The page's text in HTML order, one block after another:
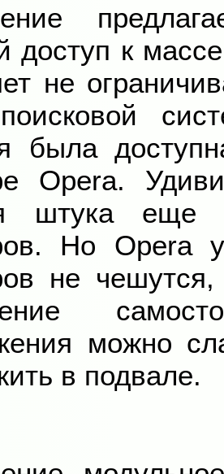
доступ к
не
была
Opera.
штука еще
Но Opera
не
можно
в подвале.